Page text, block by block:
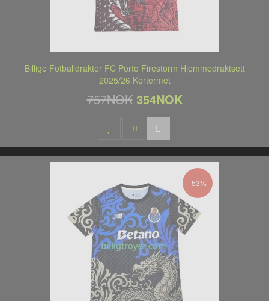
Billige Fotballdrakter FC Porto Firestorm Hjemmedraktsett
2025/26 Kortermet
757NOK 354NOK
-53%